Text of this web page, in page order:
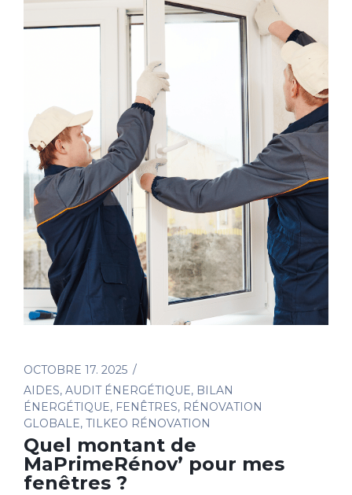
OCTOBRE 17. 2025
AIDES, AUDIT ÉNERGÉTIQUE, BILAN
ÉNERGÉTIQUE, FENÊTRES, RÉNOVATION
GLOBALE, TILKEO RÉNOVATION
Quel montant de
MaPrimeRénov’ pour mes
fenêtres ?